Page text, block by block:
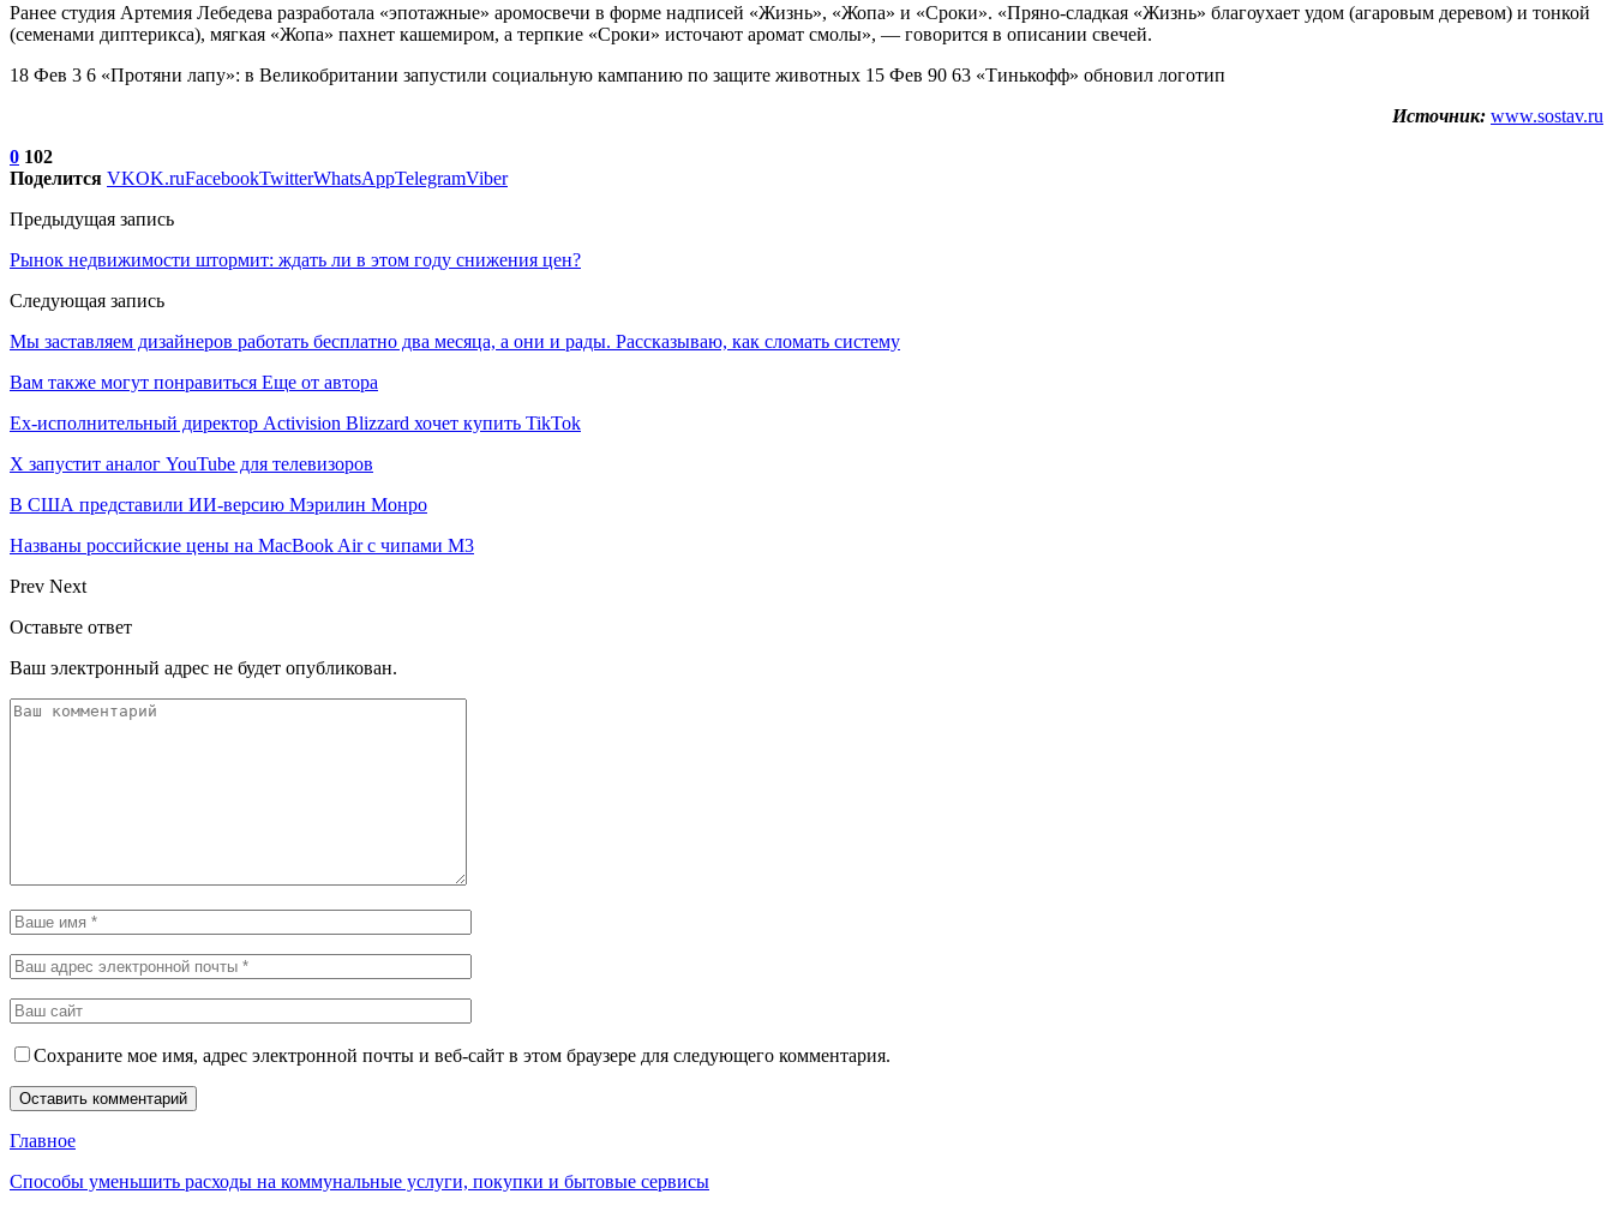
Ранее студия Артемия Лебедева разработала «эпотажные» аромосвечи в форме надписей «Жизнь», «Жопа» и «Сроки». «Пряно-сладкая «Жизнь» благоухает удом (агаровым деревом) и тонкой
(семенами диптерикса), мягкая «Жопа» пахнет кашемиром, а терпкие «Сроки» источают аромат смолы», — говорится в описании свечей.
18 Фев 3 6 «Протяни лапу»: в Великобритании запустили социальную кампанию по защите животных 15 Фев 90 63 «Тинькофф» обновил логотип
Источник: www.sostav.ru
0 102
Поделится VKOK.ruFacebookTwitterWhatsAppTelegramViber
Предыдущая запись
Рынок недвижимости штормит: ждать ли в этом году снижения цен?
Следующая запись
Мы заставляем дизайнеров работать бесплатно два месяца, а они и рады. Рассказываю, как сломать систему
Вам также могут понравиться Еще от автора
Ex-исполнительный директор Activision Blizzard хочет купить TikTok
X запустит аналог YouTube для телевизоров
В США представили ИИ-версию Мэрилин Монро
Названы российские цены на MacBook Air с чипами M3
Prev Next
Оставьте ответ
Ваш электронный адрес не будет опубликован.
Сохраните мое имя, адрес электронной почты и веб-сайт в этом браузере для следующего комментария.
Главное
Способы уменьшить расходы на коммунальные услуги, покупки и бытовые сервисы